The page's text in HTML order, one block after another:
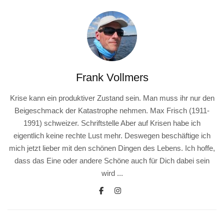
Frank Vollmers
Krise kann ein produktiver Zustand sein. Man muss ihr nur den
Beigeschmack der Katastrophe nehmen. Max Frisch (1911-
1991) schweizer. Schriftstelle Aber auf Krisen habe ich
eigentlich keine rechte Lust mehr. Deswegen beschäftige ich
mich jetzt lieber mit den schönen Dingen des Lebens. Ich hoffe,
dass das Eine oder andere Schöne auch für Dich dabei sein
wird ...